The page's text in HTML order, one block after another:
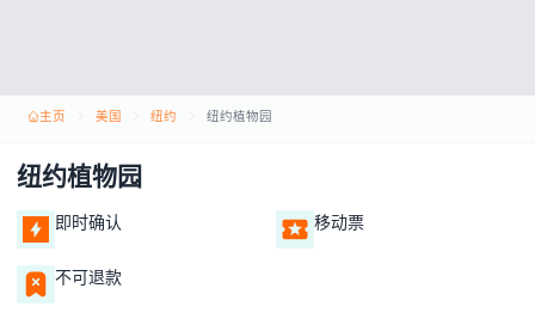
主页 美国 纽约 纽约植物园
纽约植物园
即时确认 移动票
不可退款